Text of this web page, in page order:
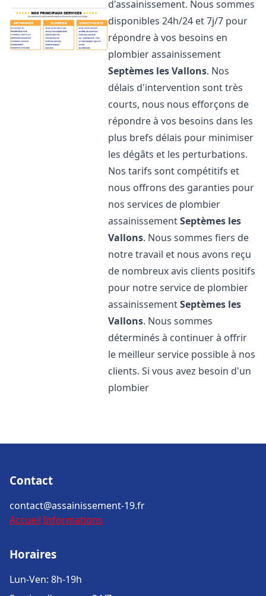
d'assainissement. Nous sommes
disponibles 24h/24 et 7j/7 pour
répondre à vos besoins en
plombier assainissement
Septèmes les Vallons. Nos
délais d'intervention sont très
courts, nous nous efforçons de
répondre à vos besoins dans les
plus brefs délais pour minimiser
les dégâts et les perturbations.
Nos tarifs sont compétitifs et
nous offrons des garanties pour
nos services de plombier
assainissementSeptèmes les
Vallons. Nous sommes fiers de
notre travail et nous avons reçu
de nombreux avis clients positifs
pour notre service de plombier
assainissementSeptèmes les
Vallons. Nous sommes
déterminés à continuer à offrir
le meilleur service possible à nos
clients. Si vous avez besoin d'un
plombier
Contact
contact@assainissement-19.fr
Accueil Informations
Horaires
Lun-Ven: 8h-19h